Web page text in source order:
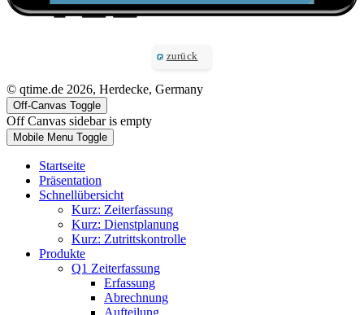
zurück
© qtime.de 2026, Herdecke, Germany
Off-Canvas Toggle
Off Canvas sidebar is empty
Mobile Menu Toggle
Startseite
Präsentation
Schnellübersicht
Kurz: Zeiterfassung
Kurz: Dienstplanung
Kurz: Zutrittskontrolle
Produkte
Q1 Zeiterfassung
Erfassung
Abrechnung
Aufteilung